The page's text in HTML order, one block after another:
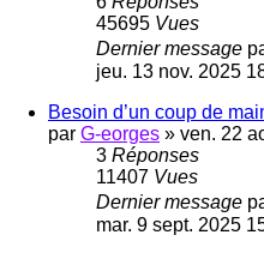
45695 Vues
Dernier message
jeu. 13 nov. 2025
Besoin d’un coup de
par G-eorges » ven. 22
3 Réponses
11407 Vues
Dernier message
mar. 9 sept. 2025